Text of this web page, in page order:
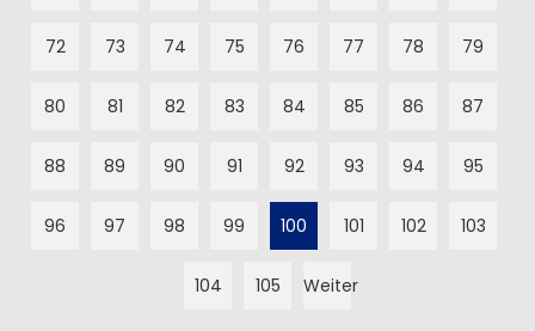
72 73 74 75 76 77 78 79
80 81 82 83 84 85 86 87
88 89 90 91 92 93 94 95
96 97 98 99 100 101 102 103
104 105 Weiter